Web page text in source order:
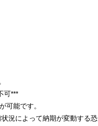
可***
可能です。
況によって納期が変動する恐